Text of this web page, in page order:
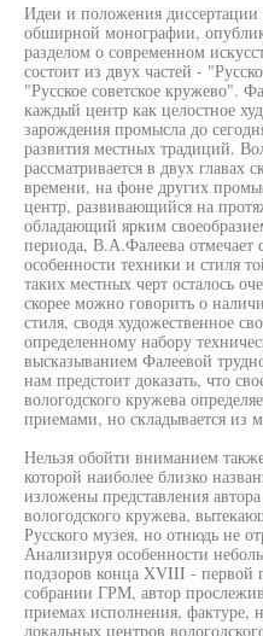
Идеи и положения
обширной монографии,
разделом о современном
состоит из двух частей -
"Русское советское кружево".
каждый центр как целостное
зарождения промысла до
развития местных традиций.
рассматривается в двух главах
времени, на фоне других
центр, развивающийся на
обладающий ярким
периода, В.А.Фалеева отмечает
особенности техники и стиля
таких местных черт осталось
скорее можно говорить о
стиля, сводя художественное
определенному набору
высказыванием Фалеевой
нам предстоит доказать, что
вологодского кружева
приемами, но складывается из
Нельзя обойти вниманием
которой наиболее близко
изложены представления
вологодского кружева,
Русского музея, но отнюдь не
Анализируя особенности
подзоров конца XVIII - первой
собрании ГРМ, автор
приемах исполнения, фактуре,
локальных центров